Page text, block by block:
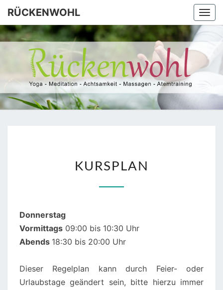
Skip
content
RÜCKENWOHL
Yoga –
Atemtraining
– Massage
KURSPLAN
Donnerstag
Vormittags 09:00 bis 10:30 Uhr
Abends 18:30 bis 20:00 Uhr
Dieser Regelplan kann durch Feier- oder
Urlaubstage geändert sein, bitte hierzu immer